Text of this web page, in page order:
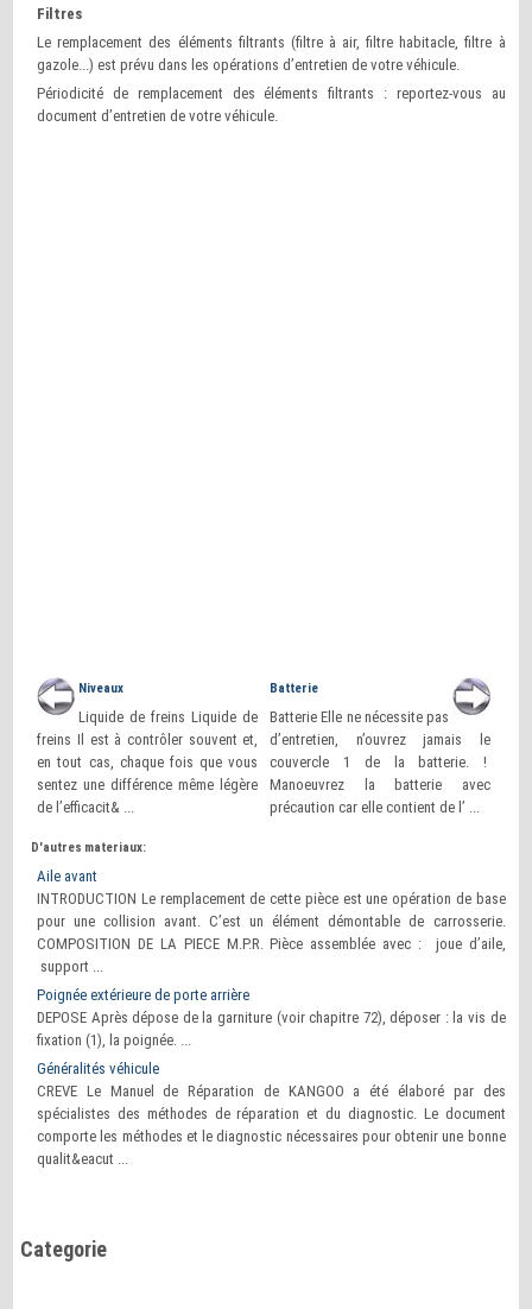
Filtres
Le remplacement des éléments filtrants (filtre à air, filtre habitacle, filtre à
gazole...) est prévu dans les opérations d’entretien de votre véhicule.
Périodicité de remplacement des éléments filtrants : reportez-vous au
document d’entretien de votre véhicule.
Niveaux
Liquide de freins Liquide de
freins Il est à contrôler souvent et,
en tout cas, chaque fois que vous
sentez une différence même légère
de l’efficacit& ...
Batterie
Batterie Elle ne nécessite pas
d’entretien, n’ouvrez jamais le
couvercle 1 de la batterie. !
Manoeuvrez la batterie avec
précaution car elle contient de l’ ...
D'autres materiaux:
Aile avant
INTRODUCTION Le remplacement de cette pièce est une opération de base
pour une collision avant. C’est un élément démontable de carrosserie.
COMPOSITION DE LA PIECE M.P.R. Pièce assemblée avec : joue d’aile,
support ...
Poignée extérieure de porte arrière
DEPOSE Après dépose de la garniture (voir chapitre 72), déposer : la vis de
fixation (1), la poignée. ...
Généralités véhicule
CREVE Le Manuel de Réparation de KANGOO a été élaboré par des
spécialistes des méthodes de réparation et du diagnostic. Le document
comporte les méthodes et le diagnostic nécessaires pour obtenir une bonne
qualit&eacut ...
Categorie